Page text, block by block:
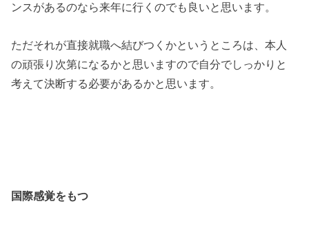
ンスがあるのなら来年に行くのでも良いと思います。
ただそれが直接就職へ結びつくかというところは、本人
の頑張り次第になるかと思いますので自分でしっかりと
考えて決断する必要があるかと思います。
国際感覚をもつ